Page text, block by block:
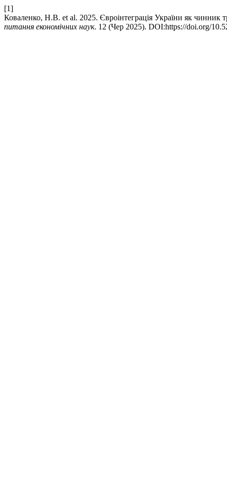
[1]
Коваленко, Н.В. et al. 2025. Євроінтеграція України як чинник
питання економічних наук. 12 (Чер 2025). DOI:https://doi.org/